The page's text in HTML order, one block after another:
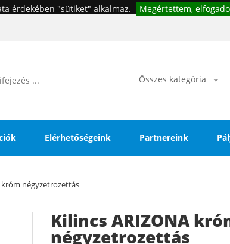
érdekében "sütiket" alkalmaz. Megértettem,
Összes kategória
Elérhetőségeink Partnereink
négyzetrozettás
Kilincs ARIZONA
négyzetrozettás